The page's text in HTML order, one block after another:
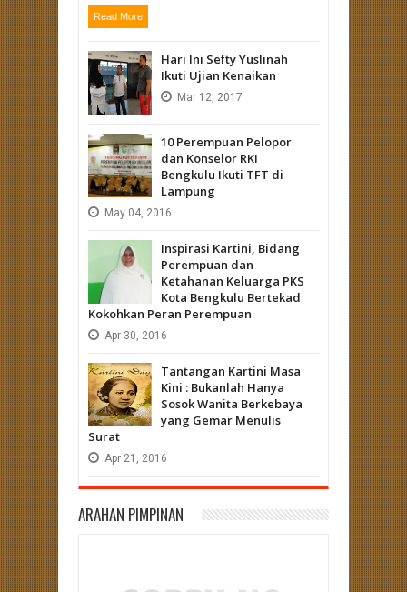
Read More
Hari Ini Sefty Yuslinah
Ikuti Ujian Kenaikan
Mar 12, 2017
10 Perempuan Pelopor
dan Konselor RKI
Bengkulu Ikuti TFT di
Lampung
May 04, 2016
Inspirasi Kartini, Bidang
Perempuan dan
Ketahanan Keluarga PKS
Kota Bengkulu Bertekad
Kokohkan Peran Perempuan
Apr 30, 2016
Tantangan Kartini Masa
Kini : Bukanlah Hanya
Sosok Wanita Berkebaya
yang Gemar Menulis
Surat
Apr 21, 2016
ARAHAN PIMPINAN